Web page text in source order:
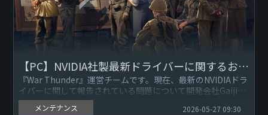
【PC】NVIDIA社製最新ドライバーに関するお知らせ
『War Thunder』運営チームです。現在、最新のNVIDIAドラ
イバーに関して報告されている問題について開発会社Gaijin
Entertainmentが問題の解決に取り組ん...
メンテナンス 2026-05-27 09:30